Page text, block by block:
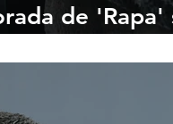
de 'Rapa'